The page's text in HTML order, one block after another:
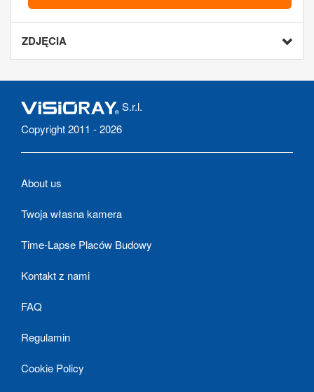
ZDJĘCIA
S.r.l.
Copyright 2011 - 2026
About us
Twoja własna kamera
Time-Lapse Placów Budowy
Kontakt z nami
FAQ
Regulamin
Cookie Policy